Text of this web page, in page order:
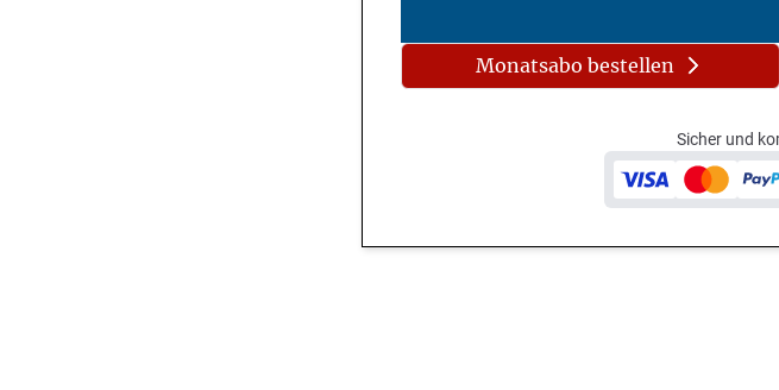
Monatsabo bestellen
Sicher und